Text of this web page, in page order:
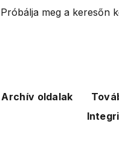
Próbálja meg a keresőn
Archív oldalak